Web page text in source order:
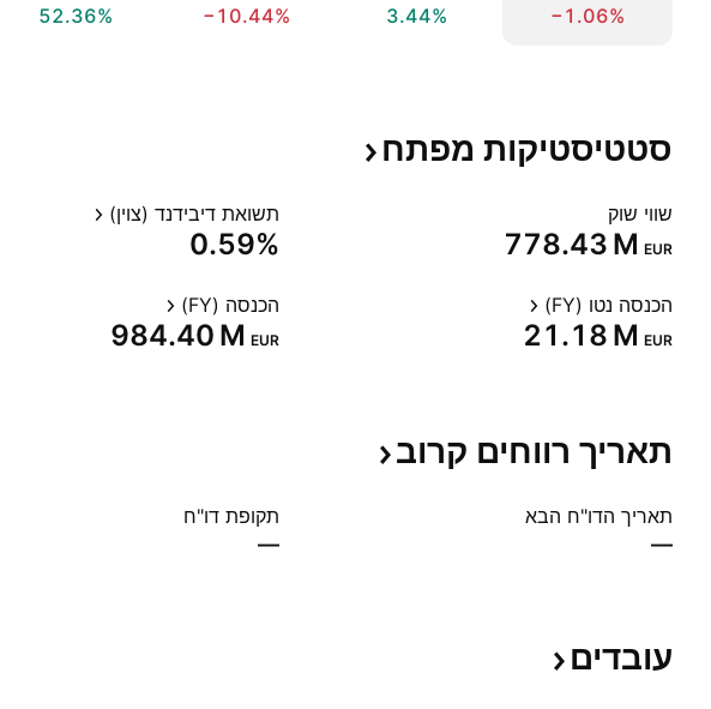
−1.06%
3.44%
−10.44%
52.36%
סטטיסטיקות מפתח
שווי שוק
‪778.43 M‬ EUR
תשואת דיבידנד (צוין)
0.59%
הכנסה נטו (FY)
‪21.18 M‬ EUR
הכנסה (FY)
‪984.40 M‬ EUR
תאריך רווחים קרוב
תאריך הדו"ח הבא
—
תקופת דו"ח
—
עובדים